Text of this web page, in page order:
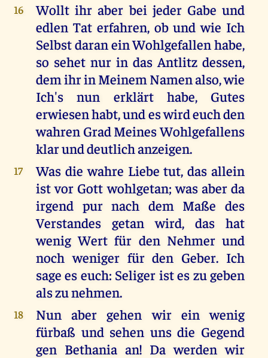
16
Wollt ihr aber bei jeder Gabe und
edlen Tat erfahren, ob und wie Ich
Selbst daran ein Wohlgefallen habe,
so sehet nur in das Antlitz dessen,
dem ihr in Meinem Namen also, wie
Ich's nun erklärt habe, Gutes
erwiesen habt, und es wird euch den
wahren Grad Meines Wohlgefallens
klar und deutlich anzeigen.
17
Was die wahre Liebe tut, das allein
ist vor Gott wohlgetan; was aber da
irgend pur nach dem Maße des
Verstandes getan wird, das hat
wenig Wert für den Nehmer und
noch weniger für den Geber. Ich
sage es euch: Seliger ist es zu geben
als zu nehmen.
18
Nun aber gehen wir ein wenig
fürbaß und sehen uns die Gegend
gen Bethania an! Da werden wir